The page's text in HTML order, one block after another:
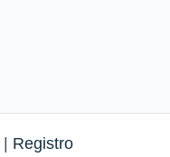
Registro